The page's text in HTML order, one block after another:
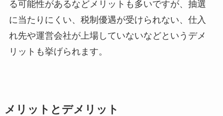
る可能性があるなどメリットも多いですが、抽選
に当たりにくい、税制優遇が受けられない、仕入
れ先や運営会社が上場していないなどというデメ
リットも挙げられます。
メリットとデメリット